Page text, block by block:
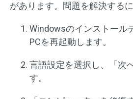
があります。問題を解決するに
Windowsのインストール
PCを再起動します。
言語設定を選択し、「次
す。